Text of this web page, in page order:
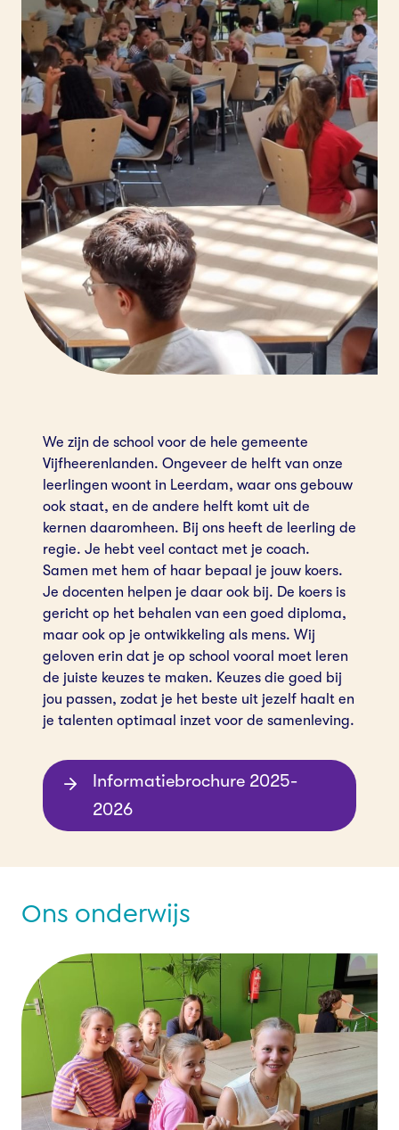
We zijn de school voor de hele gemeente
Vijfheerenlanden. Ongeveer de helft van onze
leerlingen woont in Leerdam, waar ons gebouw
ook staat, en de andere helft komt uit de
kernen daaromheen. Bij ons heeft de leerling de
regie. Je hebt veel contact met je coach.
Samen met hem of haar bepaal je jouw koers.
Je docenten helpen je daar ook bij. De koers is
gericht op het behalen van een goed diploma,
maar ook op je ontwikkeling als mens. Wij
geloven erin dat je op school vooral moet leren
de juiste keuzes te maken. Keuzes die goed bij
jou passen, zodat je het beste uit jezelf haalt en
je talenten optimaal inzet voor de samenleving.
Informatiebrochure 2025-
2026
Ons onderwijs